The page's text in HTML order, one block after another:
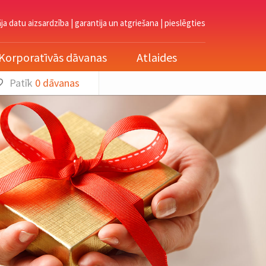
datu aizsardzība | garantija un atgriešana | pieslēgties
dāvanas Atlaides
Patīk 0dāvanas